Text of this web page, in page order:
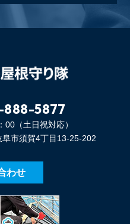
5877
（土日祝対応）
市須賀4丁目13-25-202
わせ